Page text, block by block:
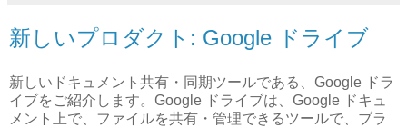
新しいプロダクト: Google ドライブ
新しいドキュメント共有・同期ツールである、Google ドラ
イブをご紹介します。Google ドライブは、Google ドキュ
メント上で、ファイルを共有・管理できるツールで、ブラ